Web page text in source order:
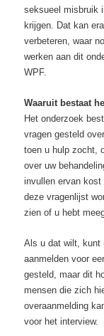
seksueel misbruik
krijgen. Dat kan
verbeteren, waar
werken aan dit
WPF.
Waaruit bestaat
Het onderzoek
vragen gesteld
toen u hulp zocht,
over uw
invullen ervan kost
deze vragenlijst
zien of u hebt
Als u dat wilt, kunt
aanmelden voor
gesteld, maar dit
mensen die zich
overaanmelding
voor het interview.